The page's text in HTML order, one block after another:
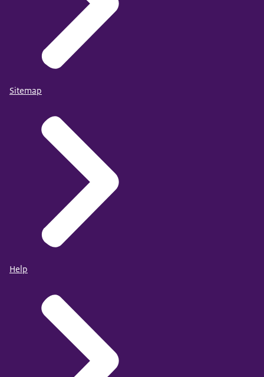
Sitemap
Help